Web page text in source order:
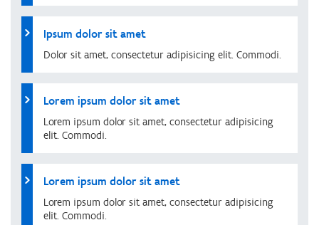
Ipsum dolor sit amet
Dolor sit amet, consectetur adipisicing elit. Commodi.
Lorem ipsum dolor sit amet
Lorem ipsum dolor sit amet, consectetur adipisicing
elit. Commodi.
Lorem ipsum dolor sit amet
Lorem ipsum dolor sit amet, consectetur adipisicing
elit. Commodi.